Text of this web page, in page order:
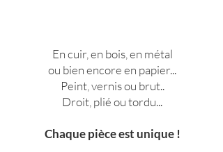
En cuir, en bois, en métal
ou bien encore en papier...
Peint, vernis ou brut..
Droit, plié ou tordu...
Chaque pièce est unique !